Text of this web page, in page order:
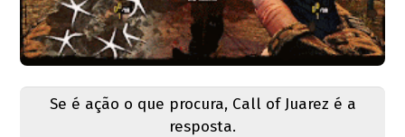
Se é ação o que procura, Call of Juarez é a
resposta.